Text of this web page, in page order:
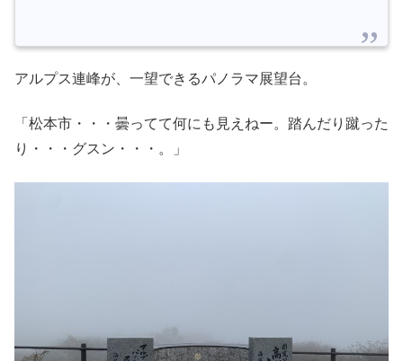
アルプス連峰が、一望できるパノラマ展望台。
「松本市・・・曇ってて何にも見えねー。踏んだり蹴った
り・・・グスン・・・。」